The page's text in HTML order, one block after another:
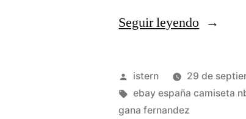
Seguir leyendo«Tienda
nba
baratas
Publicado
por
istern 29 de
Etiquetas:
ebay españa camiseta
gana fernandez